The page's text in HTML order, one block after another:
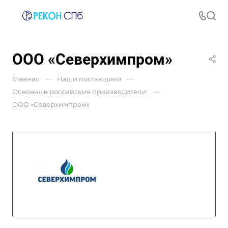
ООО «Северхимпром»
Главная — Наши поставщики —
Основные российские производители: —
ООО «Северхимпром»